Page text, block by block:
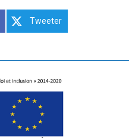
Tweeter